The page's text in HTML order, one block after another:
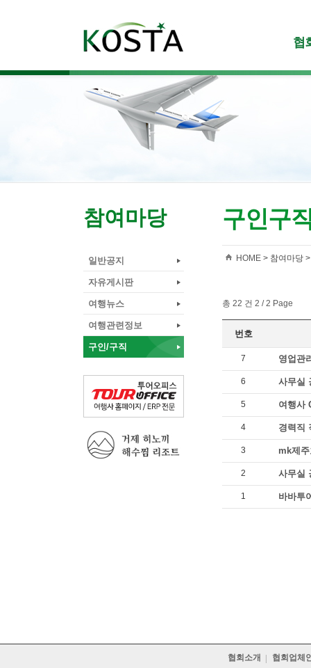
협
참여마당
일반공지
자유게시판
여행뉴스
여행관련정보
구인/구직
구인구
HOME > 참여마당
총 22 건 2 / 2 Page
번호
7 영업관
6 사무실
5 여행사
4 경력직
3 mk제
2 사무실
1 바바투
협회소개 협회업체